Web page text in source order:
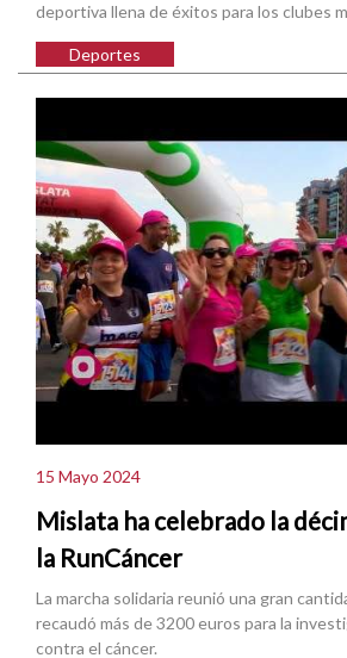
deportiva llena de éxitos para los clubes
Deportes
15 Mayo 2024
Mislata ha celebrado la
la RunCáncer
La marcha solidaria reunió una gran
recaudó más de 3200 euros para la
contra el cáncer.